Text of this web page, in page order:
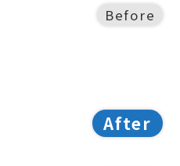
Before
After